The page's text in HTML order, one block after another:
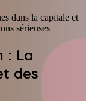
dans la capitale et
sérieuses
: La
des